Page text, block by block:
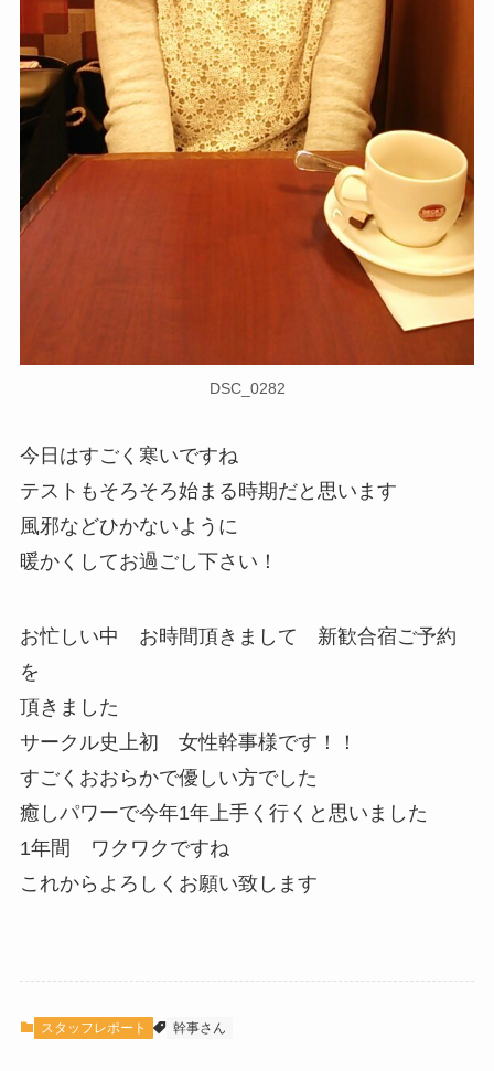
DSC_0282
今日はすごく寒いですね
テストもそろそろ始まる時期だと思います
風邪などひかないように
暖かくしてお過ごし下さい！
お忙しい中 お時間頂きまして 新歓合宿ご予約
を
頂きました
サークル史上初 女性幹事様です！！
すごくおおらかで優しい方でした
癒しパワーで今年1年上手く行くと思いました
1年間 ワクワクですね
これからよろしくお願い致します
スタッフレポート 幹事さん